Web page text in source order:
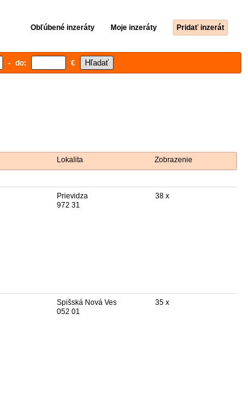
Obľúbené inzeráty Moje inzeráty Pridať inzerát
- do: €
Lokalita Zobrazenie
Prievidza
972 31
38 x
Spišská Nová Ves
052 01
35 x